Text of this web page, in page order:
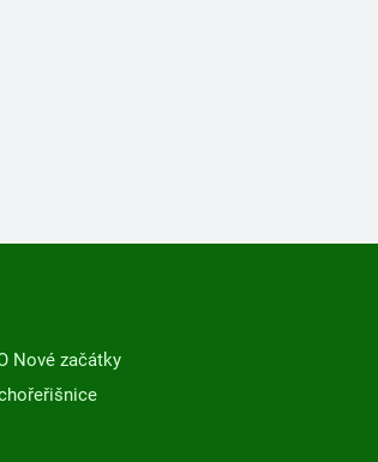
Nové začátky